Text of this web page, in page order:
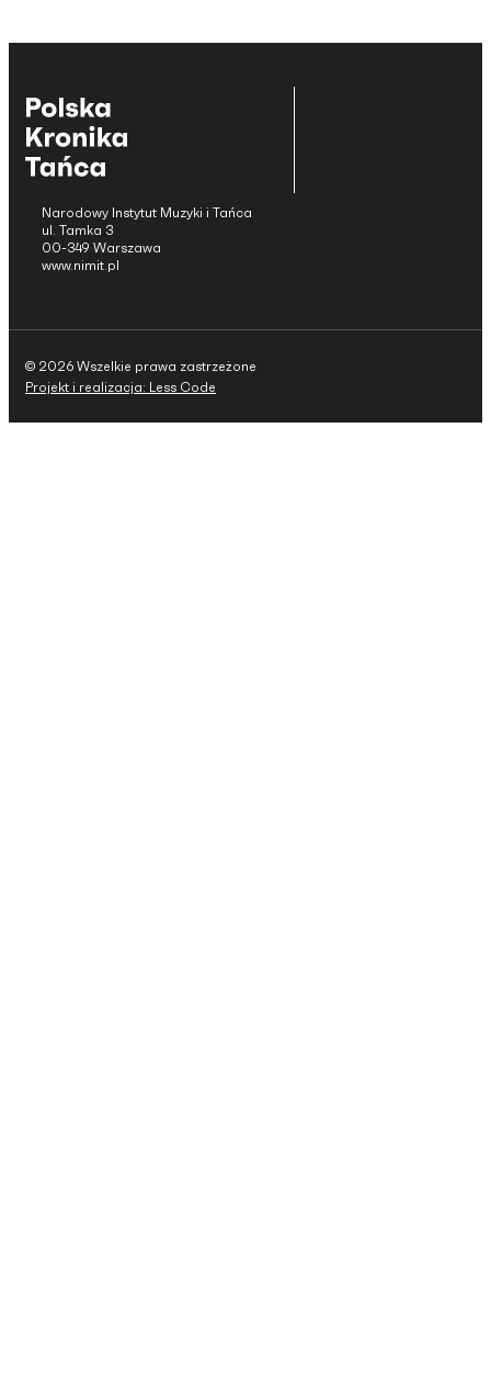
Narodowy Instytut Muzyki i Tańca
ul. Tamka 3
00-349 Warszawa
www.nimit.pl
© 2026 Wszelkie prawa zastrzeżone
Projekt i realizacja: Less Code